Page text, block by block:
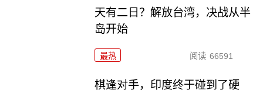
天有二日？解放台湾，决战从半
岛开始
最热 阅读 66591
棋逢对手，印度终于碰到了硬